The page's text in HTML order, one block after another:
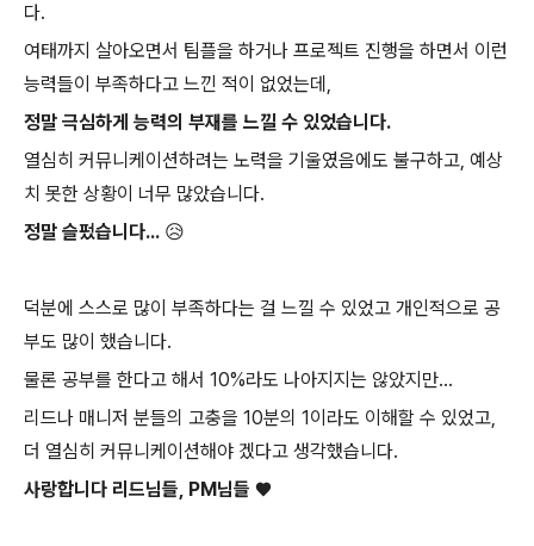
다.
여태까지 살아오면서 팀플을 하거나 프로젝트 진행을 하면서 이런
능력들이 부족하다고 느낀 적이 없었는데,
정말 극심하게 능력의 부재를 느낄 수 있었습니다.
열심히 커뮤니케이션하려는 노력을 기울였음에도 불구하고, 예상
치 못한 상황이 너무 많았습니다.
정말 슬펐습니다... 😥
덕분에 스스로 많이 부족하다는 걸 느낄 수 있었고 개인적으로 공
부도 많이 했습니다.
물론 공부를 한다고 해서 10%라도 나아지지는 않았지만...
리드나 매니저 분들의 고충을 10분의 1이라도 이해할 수 있었고,
더 열심히 커뮤니케이션해야 겠다고 생각했습니다.
사랑합니다 리드님들, PM님들 ♥️